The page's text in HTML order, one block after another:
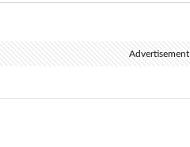
Advertisement